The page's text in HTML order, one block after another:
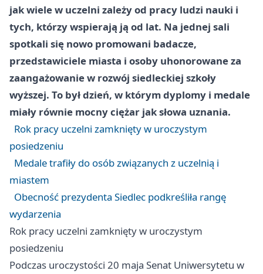
jak wiele w uczelni zależy od pracy ludzi nauki i
tych, którzy wspierają ją od lat. Na jednej sali
spotkali się nowo promowani badacze,
przedstawiciele miasta i osoby uhonorowane za
zaangażowanie w rozwój siedleckiej szkoły
wyższej. To był dzień, w którym dyplomy i medale
miały równie mocny ciężar jak słowa uznania.
Rok pracy uczelni zamknięty w uroczystym
posiedzeniu
Medale trafiły do osób związanych z uczelnią i
miastem
Obecność prezydenta Siedlec podkreśliła rangę
wydarzenia
Rok pracy uczelni zamknięty w uroczystym
posiedzeniu
Podczas uroczystości 20 maja Senat Uniwersytetu w